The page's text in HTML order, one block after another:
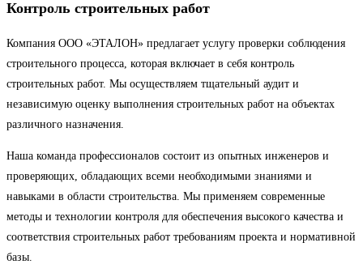
Контроль строительных работ
Компания ООО «ЭТАЛОН» предлагает услугу проверки соблюдения
строительного процесса, которая включает в себя контроль
строительных работ. Мы осуществляем тщательный аудит и
независимую оценку выполнения строительных работ на объектах
различного назначения.
Наша команда профессионалов состоит из опытных инженеров и
проверяющих, обладающих всеми необходимыми знаниями и
навыками в области строительства. Мы применяем современные
методы и технологии контроля для обеспечения высокого качества и
соответствия строительных работ требованиям проекта и нормативной
базы.